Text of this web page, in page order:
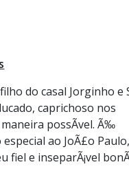
do casal Jorginho e
caprichoso nos
possÃ­vel. Ã‰
ao JoÃ£o Paulo,
fiel e inseparÃ¡vel